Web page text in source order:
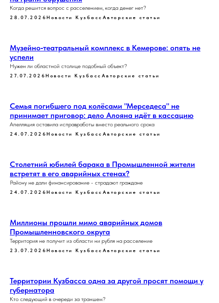
Когда решится вопрос с расселением, когда денег нет?
28.07.2026Новости Кузбасс Авторские статьи
Музейно‑театральный комплекс в Кемерове: опять не
успели
Нужен ли областной столице подобный объект?
27.07.2026Новости Кузбасс Авторские статьи
Семья погибшего под колёсами "Мерседеса" не
принимает приговор: дело Алояна идёт в кассацию
Апелляция оставила исправработы вместо реального срока
24.07.2026Новости Кузбасс Авторские статьи
Столетний юбилей барака в Промышленной жители
встретят в его аварийных стенах?
Району не дали финансирование - страдают граждане
24.07.2026Новости Кузбасс Авторские статьи
Миллионы прошли мимо аварийных домов
Промышленновского округа
Территория не получит из области ни рубля на расселение
23.07.2026Новости Кузбасс Авторские статьи
Территории Кузбасса одна за другой просят помощи у
губернатора
Кто следующий в очереди за траншем?